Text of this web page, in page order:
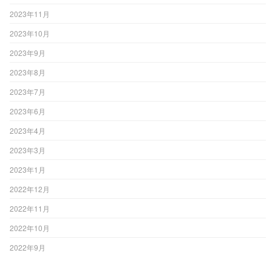
2023年11月
2023年10月
2023年9月
2023年8月
2023年7月
2023年6月
2023年4月
2023年3月
2023年1月
2022年12月
2022年11月
2022年10月
2022年9月